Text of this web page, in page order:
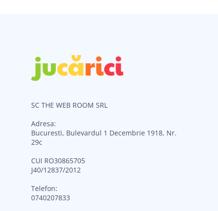
SC THE WEB ROOM SRL
Adresa:
Bucuresti, Bulevardul 1 Decembrie 1918, Nr.
29c
CUI RO30865705
J40/12837/2012
Telefon:
0740207833